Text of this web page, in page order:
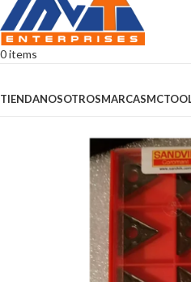
0items
TIENDANOSOTROSMARCAS